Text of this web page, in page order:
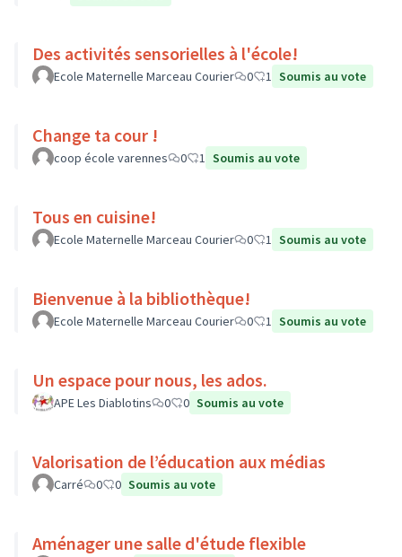
Des activités sensorielles à l'école!
Ecole Maternelle Marceau Courier 0 1 Soumis au vote
Change ta cour !
coop école varennes 0 1 Soumis au vote
Tous en cuisine!
Ecole Maternelle Marceau Courier 0 1 Soumis au vote
Bienvenue à la bibliothèque!
Ecole Maternelle Marceau Courier 0 1 Soumis au vote
Un espace pour nous, les ados.
APE Les Diablotins 0 0 Soumis au vote
Valorisation de l’éducation aux médias
Carré 0 0 Soumis au vote
Aménager une salle d'étude flexible